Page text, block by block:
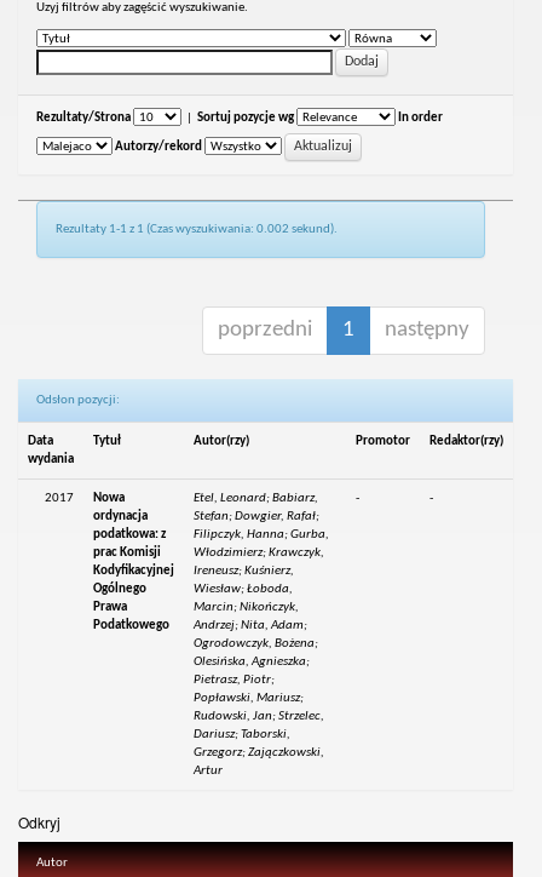
Uzyj filtrów aby zagęścić wyszukiwanie.
Rezultaty/Strona Sortuj pozycje wg In order
Autorzy/rekord
Rezultaty 1-1 z 1 (Czas wyszukiwania: 0.002 sekund).
poprzedni 1 następny
Odsłon pozycji:
Data
wydania
Tytuł Autor(rzy) Promotor Redaktor(rzy)
2017
Nowa
ordynacja
podatkowa: z
prac Komisji
Kodyfikacyjnej
Ogólnego
Prawa
Podatkowego
Etel, Leonard; Babiarz,
Stefan; Dowgier, Rafał;
Filipczyk, Hanna; Gurba,
Włodzimierz; Krawczyk,
Ireneusz; Kuśnierz,
Wiesław; Łoboda,
Marcin; Nikończyk,
Andrzej; Nita, Adam;
Ogrodowczyk, Bożena;
Olesińska, Agnieszka;
Pietrasz, Piotr;
Popławski, Mariusz;
Rudowski, Jan; Strzelec,
Dariusz; Taborski,
Grzegorz; Zajączkowski,
Artur
- -
Odkryj
Autor